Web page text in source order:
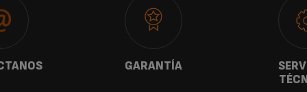
GARANTÍA